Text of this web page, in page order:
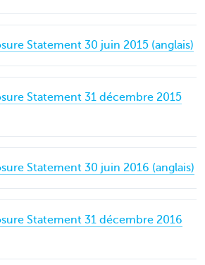
Statement 30 juin 2015 (anglais)
Statement 31 décembre 2015
Statement 30 juin 2016 (anglais)
Statement 31 décembre 2016